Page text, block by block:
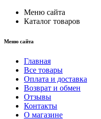
Меню сайта
Каталог товаров
Меню сайта
Главная
Все товары
Оплата и доставка
Возврат и обмен
Отзывы
Контакты
О магазине